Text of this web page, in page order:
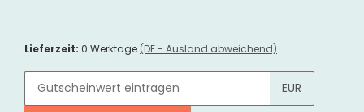
Lieferzeit: 0 Werktage (DE - Ausland abweichend)
EUR